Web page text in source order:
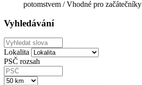
potomstvem / Vhodné pro začátečníky
Vyhledávání
Lokalita
PSČ rozsah